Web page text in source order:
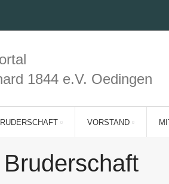
1844 e.V. Oedingen
VORSTAND